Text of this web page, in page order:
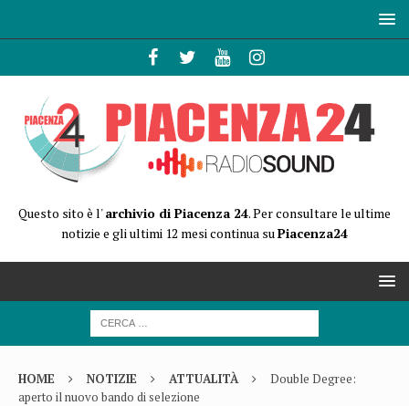
Questo sito è l'archivio di Piacenza 24. Per consultare le ultime
notizie e gli ultimi 12 mesi continua suPiacenza24
HOME NOTIZIE ATTUALITÀ
Double Degree:
aperto il nuovo bando di selezione